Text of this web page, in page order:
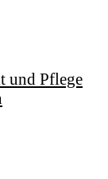
und Pflege